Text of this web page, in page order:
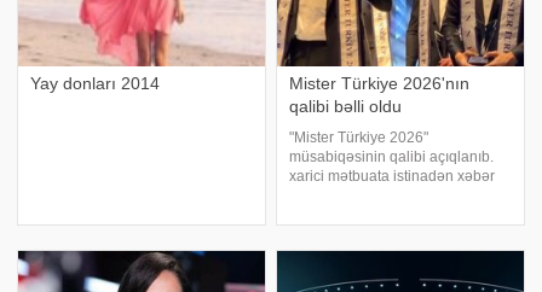
Yay donları 2014
Mister Türkiye 2026'nın
qalibi bəlli oldu
"Mister Türkiye 2026"
müsabiqəsinin qalibi açıqlanıb.
xarici mətbuata istinadən xəbər
Navdar birinci olaraq "Miste